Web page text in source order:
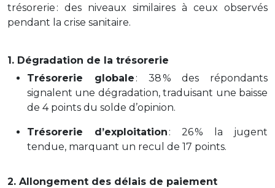
trésorerie : des niveaux similaires à ceux observés
pendant la crise sanitaire.
1. Dégradation de la trésorerie
Trésorerie globale : 38 % des répondants
signalent une dégradation, traduisant une baisse
de 4 points du solde d’opinion.
Trésorerie d’exploitation : 26 % la jugent
tendue, marquant un recul de 17 points.
2. Allongement des délais de paiement